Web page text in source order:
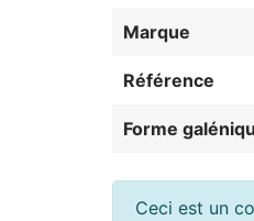
Marque
Référence
Forme
Ceci est un